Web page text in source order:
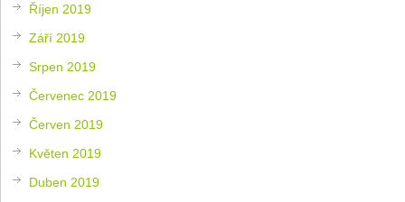
Říjen 2019
Září 2019
Srpen 2019
Červenec 2019
Červen 2019
Květen 2019
Duben 2019